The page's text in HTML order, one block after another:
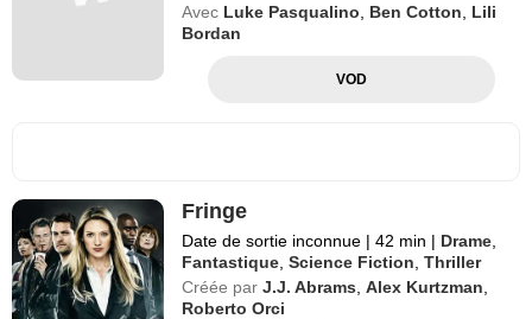
Avec Luke Pasqualino Ben Cotton
Lili
Bordan
VOD
Fringe
Date de sortie inconnue | 42 min | Drame
Fantastique ,Science Fiction ,Thriller
Créée par J.J. Abrams ,Alex Kurtzman
Roberto Orci